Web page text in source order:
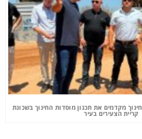
מקדמים את תכנון מוסדות החינוך בשכונת
קריית הצעירים בעיר